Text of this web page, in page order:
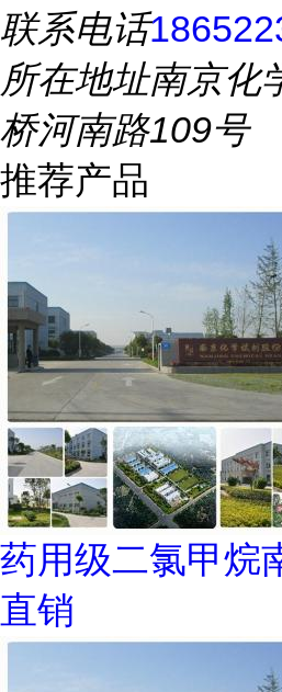
联系电话
所在地址南京化
桥河南路109号
推荐产品
药用级二氯甲烷
直销